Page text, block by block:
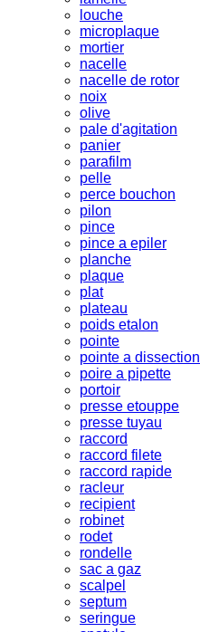
louche
microplaque
mortier
nacelle
nacelle de rotor
noix
olive
pale d'agitation
panier
parafilm
pelle
perce bouchon
pilon
pince
pince a epiler
planche
plaque
plat
plateau
poids etalon
pointe
pointe a dissection
poire a pipette
portoir
presse etouppe
presse tuyau
raccord
raccord filete
raccord rapide
racleur
recipient
robinet
rodet
rondelle
sac a gaz
scalpel
septum
seringue